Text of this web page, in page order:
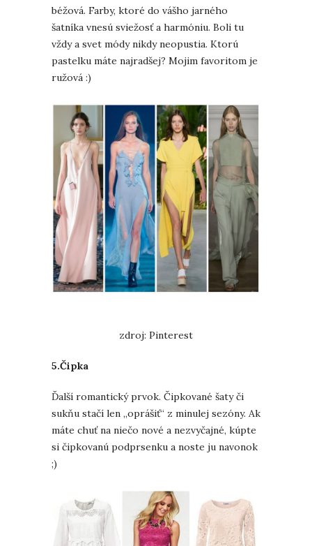
béžová. Farby, ktoré do vášho jarného
šatníka vnesú sviežosť a harmóniu. Boli tu
vždy a svet módy nikdy neopustia. Ktorú
pastelku máte najradšej? Mojim favoritom je
ružová :)
zdroj: Pinterest
5.Čipka
Ďalší romantický prvok. Čipkované šaty či
sukňu stačí len „oprášiť“ z minulej sezóny. Ak
máte chuť na niečo nové a nezvyčajné, kúpte
si čipkovanú podprsenku a noste ju navonok
;)